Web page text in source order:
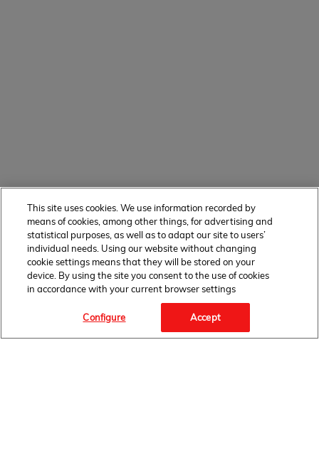
FOLLOW
Facebook Link" target="_blank">
This site uses cookies. We use information recorded by
means of cookies, among other things, for advertising and
statistical purposes, as well as to adapt our site to users’
individual needs. Using our website without changing
cookie settings means that they will be stored on your
device. By using the site you consent to the use of cookies
in accordance with your current browser settings
Configure Accept